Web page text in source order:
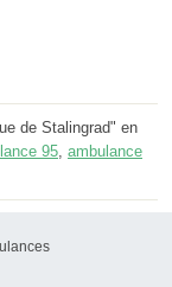
de Stalingrad" en
95 ambulance